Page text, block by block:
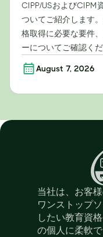
CIPP/USおよびCIPM
ついてご紹介します
格取得に必要な要件
ーについてご確認くだ
August 7, 2026
当社は、お客
ワンストップ
したい教育資
の個人に柔軟